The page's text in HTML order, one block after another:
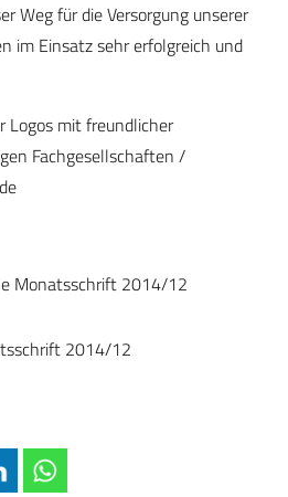
Weg für die Versorgung unserer
im Einsatz sehr erfolgreich und
Logos mit freundlicher
Fachgesellschaften /
Monatsschrift 2014/12
2014/12